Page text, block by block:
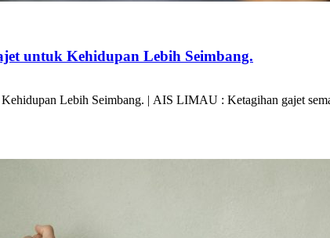
untuk Kehidupan Lebih Seimbang.
Lebih Seimbang. | AIS LIMAU : Ketagihan gajet